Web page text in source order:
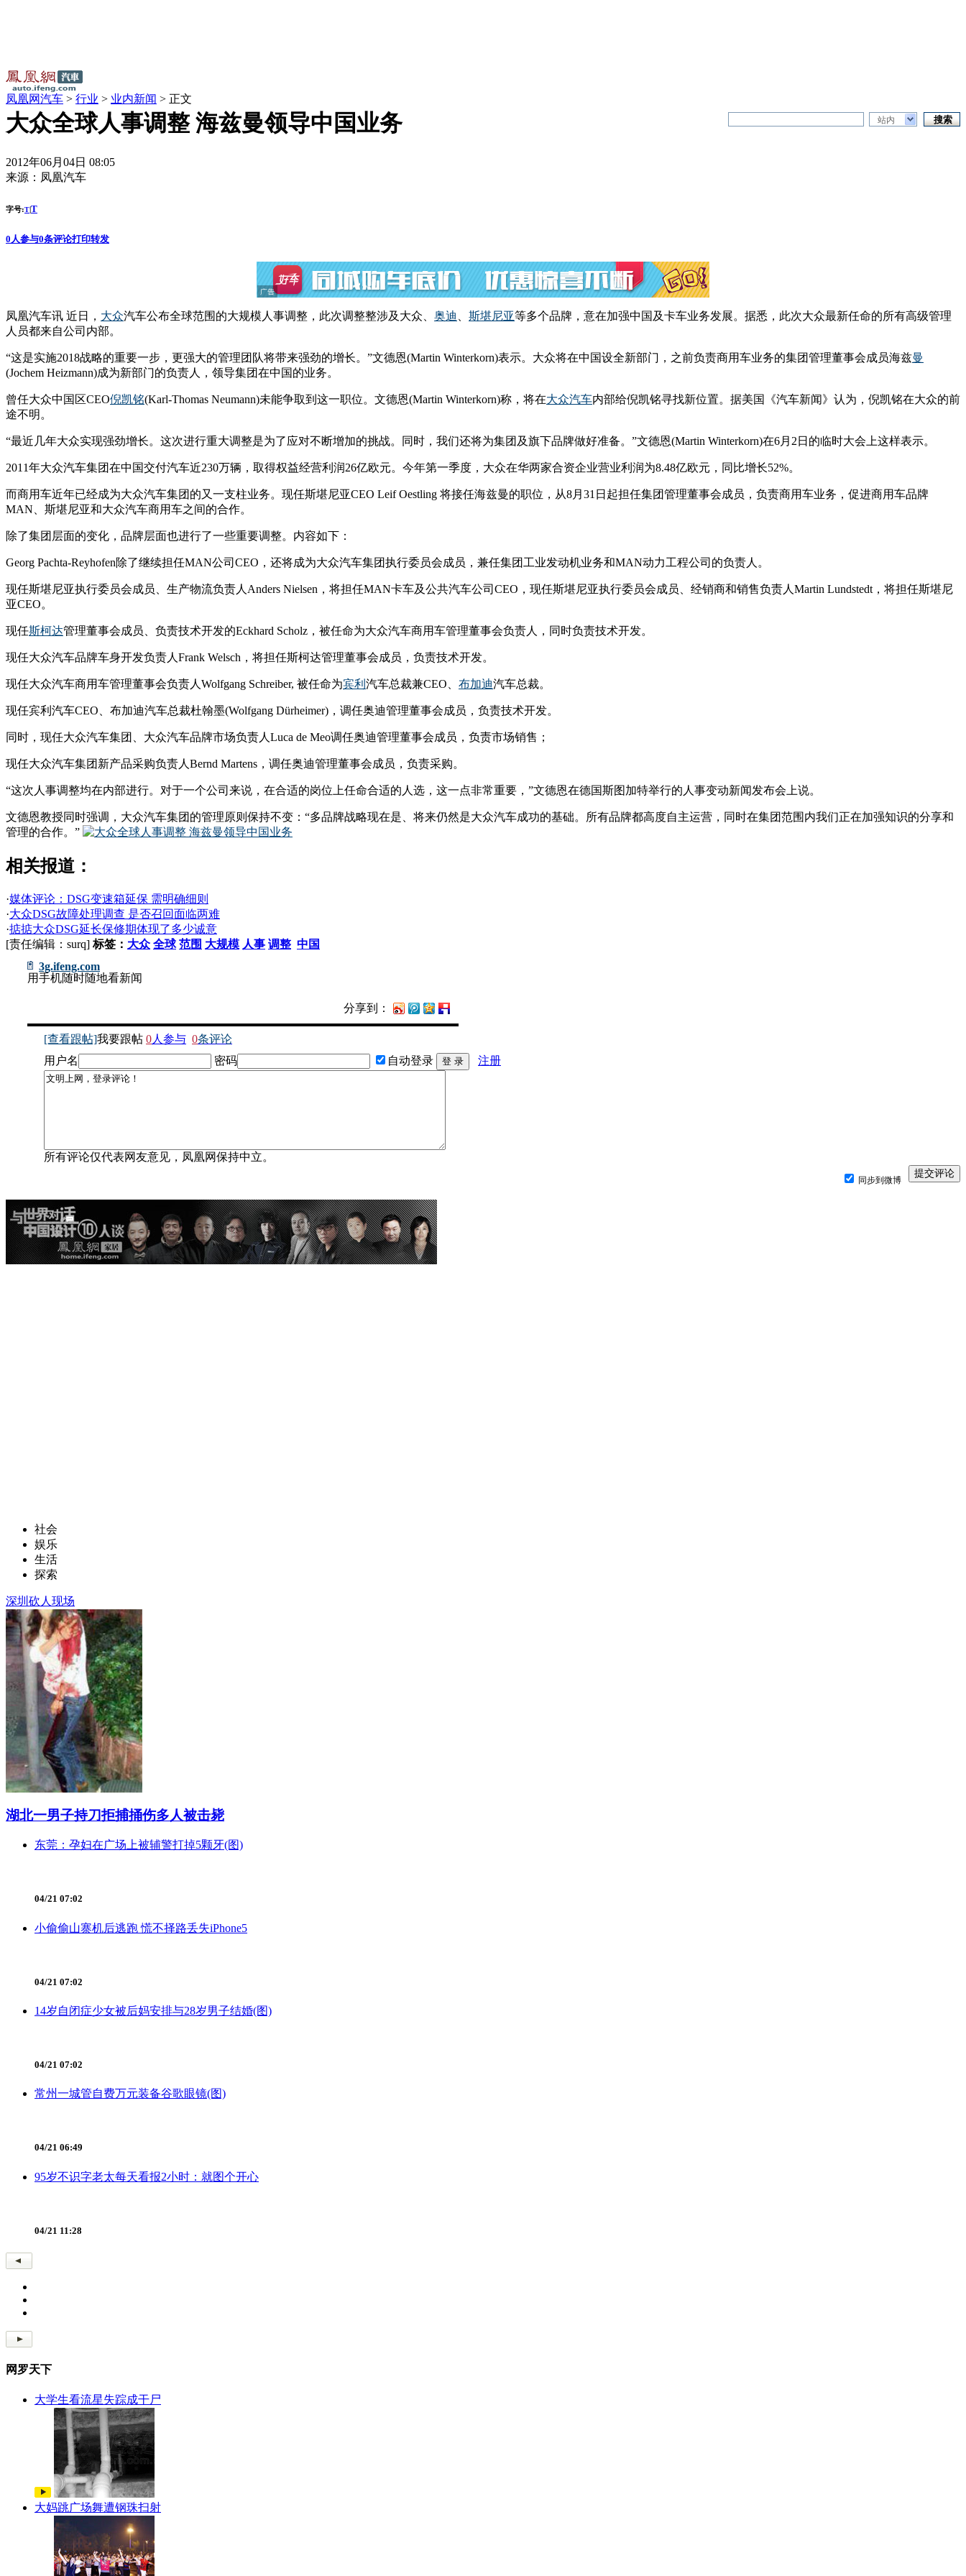
凤凰网汽车 > 行业 > 业内新闻 > 正文
站内
大众全球人事调整 海兹曼领导中国业务
2012年06月04日 08:05
来源： 凤凰汽车
字号:T|T
0 人参与0条评论打印转发
凤凰汽车讯 近日， 大众汽车公布全球范围的大规模人事调整，此次调整整涉及大众、 奥迪 斯堪尼亚等多个品牌，意在加强中国及卡车业务发展。据悉，此次大众最新任命的所有高级管理
人员都来自公司内部。
“这是实施2018战略的重要一步，更强大的管理团队将带来强劲的增长。”文德恩(Martin Winterkorn)表示。大众将在中国设全新部门，之前负责商用车业务的集团管理董事会成员海兹曼
(Jochem Heizmann)成为新部门的负责人，领导集团在中国的业务。
曾任大众中国区CEO倪凯铭(Karl-Thomas Neumann)未能争取到这一职位。文德恩(Martin Winterkorn)称，将在大众汽车内部给倪凯铭寻找新位置。据美国《汽车新闻》认为，倪凯铭在大众的前
途不明。
“最近几年大众实现强劲增长。这次进行重大调整是为了应对不断增加的挑战。同时，我们还将为集团及旗下品牌做好准备。”文德恩(Martin Winterkorn)在6月2日的临时大会上这样表示。
2011年大众汽车集团在中国交付汽车近230万辆，取得权益经营利润26亿欧元。今年第一季度，大众在华两家合资企业营业利润为8.48亿欧元，同比增长52%。
而商用车近年已经成为大众汽车集团的又一支柱业务。现任斯堪尼亚CEO Leif Oestling 将接任海兹曼的职位，从8月31日起担任集团管理董事会成员，负责商用车业务，促进商用车品牌
MAN、斯堪尼亚和大众汽车商用车之间的合作。
除了集团层面的变化，品牌层面也进行了一些重要调整。内容如下：
Georg Pachta-Reyhofen除了继续担任MAN公司CEO，还将成为大众汽车集团执行委员会成员，兼任集团工业发动机业务和MAN动力工程公司的负责人。
现任斯堪尼亚执行委员会成员、生产物流负责人Anders Nielsen，将担任MAN卡车及公共汽车公司CEO，现任斯堪尼亚执行委员会成员、经销商和销售负责人Martin Lundstedt，将担任斯堪尼
亚CEO。
现任斯柯达管理董事会成员、负责技术开发的Eckhard Scholz，被任命为大众汽车商用车管理董事会负责人，同时负责技术开发。
现任大众汽车品牌车身开发负责人Frank Welsch，将担任斯柯达管理董事会成员，负责技术开发。
现任大众汽车商用车管理董事会负责人Wolfgang Schreiber, 被任命为宾利 汽车总裁兼CEO、 布加迪汽车总裁。
现任宾利汽车CEO、布加迪汽车总裁杜翰墨(Wolfgang Dürheimer)，调任奥迪管理董事会成员，负责技术开发。
同时，现任大众汽车集团、大众汽车品牌市场负责人Luca de Meo调任奥迪管理董事会成员，负责市场销售；
现任大众汽车集团新产品采购负责人Bernd Martens，调任奥迪管理董事会成员，负责采购。
“这次人事调整均在内部进行。对于一个公司来说，在合适的岗位上任命合适的人选，这一点非常重要，”文德恩在德国斯图加特举行的人事变动新闻发布会上说。
文德恩教授同时强调，大众汽车集团的管理原则保持不变：“多品牌战略现在是、将来仍然是大众汽车成功的基础。所有品牌都高度自主运营，同时在集团范围内我们正在加强知识的分享和
管理的合作。”
相关报道：
·媒体评论：DSG变速箱延保 需明确细则
·大众DSG故障处理调查 是否召回面临两难
·掂掂大众DSG延长保修期体现了多少诚意
[责任编辑：surq] 标签： 大众 全球 范围 大规模 人事 调整 中国
3g.ifeng.com
用手机随时随地看新闻
分享到：
[查看跟帖]我要跟帖 0人参与 0条评论
用户名
密码 自动登录 注册
所有评论仅代表网友意见，凤凰网保持中立。
同步到微博
社会
娱乐
生活
探索
深圳砍人现场
湖北一男子持刀拒捕捅伤多人被击毙
东莞：孕妇在广场上被辅警打掉5颗牙(图)
04/21 07:02
小偷偷山寨机后逃跑 慌不择路丢失iPhone5
04/21 07:02
14岁自闭症少女被后妈安排与28岁男子结婚(图)
04/21 07:02
常州一城管自费万元装备谷歌眼镜(图)
04/21 06:49
95岁不识字老太每天看报2小时：就图个开心
04/21 11:28
网罗天下
大学生看流星失踪成干尸
大妈跳广场舞遭钢珠扫射